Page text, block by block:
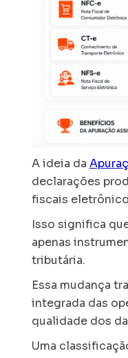
A ideia da
declarações
fiscais
Isso significa
apenas
tributária.
Essa mudança
integrada das
qualidade dos
Uma